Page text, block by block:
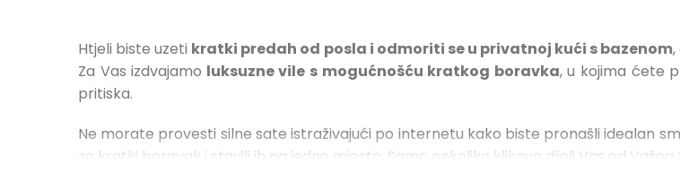
Htjeli biste uzeti kratki predah od posla i odmoriti se u privatnoj kući s bazenom
Za Vas izdvajamo luksuzne vile s mogućnošću kratkog boravka, u kojima ćete
pritiska.
Ne morate provesti silne sate istraživajući po internetu kako biste pronašli idealan
za kratki boravak i stavili ih na jedno mjesto. Samo nekoliko klikova dijeli Vas od Vašeg